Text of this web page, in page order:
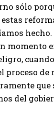
sólo
hecho.
momento
proceso de
que
del